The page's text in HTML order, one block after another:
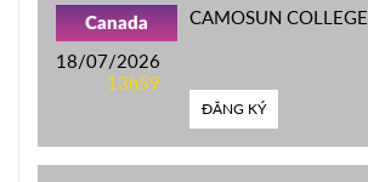
Canada
18/07/2026
13h59
CAMOSUN COLLEGE
ĐĂNG KÝ